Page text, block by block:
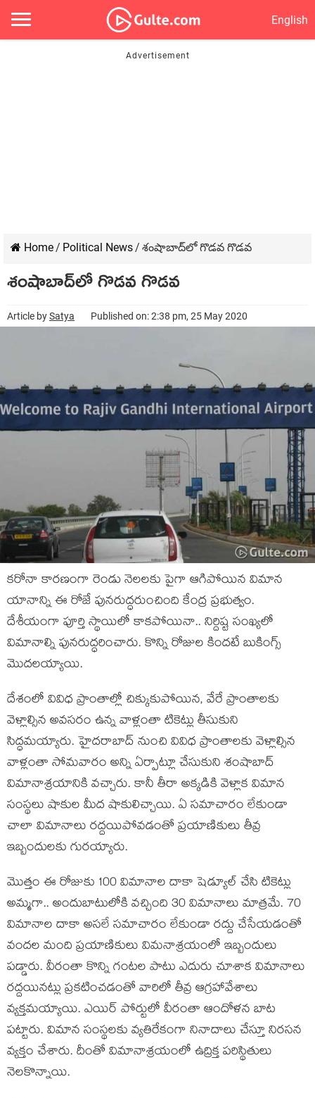
English
Home/ Political News/ శంషాబాద్‌లో గొడవ గొడవ
శంషాబాద్‌లో గొడవ గొడవ
Article bySatya Published on: 2:38 pm, 25 May 2020
కరోనా కారణంగా రెండు నెలలకు పైగా ఆగిపోయిన విమాన
యానాన్ని ఈ రోజే పునరుద్ధరుంచింది కేంద్ర ప్రభుత్వం.
దేశీయంగా పూర్తి స్థాయిలో కాకపోయినా.. నిర్దిష్ట సంఖ్యలో
విమానాల్ని పునరుద్ధరించారు. కొన్ని రోజుల కిందటే బుకింగ్స్
మొదలయ్యాయి.
దేశంలో వివిధ ప్రాంతాల్లో చిక్కుకుపోయిన, వేరే ప్రాంతాలకు
వెళ్లాల్సిన అవసరం ఉన్న వాళ్లంతా టికెట్లు తీసుకుని
సిద్ధమయ్యారు. హైదరాబాద్ నుంచి వివిధ ప్రాంతాలకు వెళ్లాల్సిన
వాళ్లంతా సోమవారం అన్ని ఏర్పాట్లూ చేసుకుని శంషాబాద్
విమానాశ్రయానికి వచ్చారు. కానీ తీరా అక్కడికి వెళ్లాక విమాన
సంస్థలు షాకుల మీద షాకులిచ్చాయి. ఏ సమాచారం లేకుండా
చాలా విమానాలు రద్దయిపోవడంతో ప్రయాణికులు తీవ్ర
ఇబ్బందులకు గురయ్యారు.
మొత్తం ఈ రోజుకు 100 విమానాల దాకా షెడ్యూల్ చేసి టికెట్లు
అమ్మగా.. అందుబాటులోకి వచ్చింది 30 విమానాలు మాత్రమే. 70
విమానాల దాకా అసలే సమాచారం లేకుండా రద్దు చేసేయడంతో
వందల మంది ప్రయాణికులు విమనాశ్రయంలో ఇబ్బందులు
పడ్డారు. వీరంతా కొన్ని గంటల పాటు ఎదురు చూశాక విమానాలు
రద్దయినట్లు ప్రకటించడంతో వారిలో తీవ్ర ఆగ్రహావేశాలు
వ్యక్తమయ్యాయి. ఎయిర్ పోర్టులో వీరంతా ఆందోళన బాట
పట్టారు. విమాన సంస్థలకు వ్యతిరేకంగా నినాదాలు చేస్తూ నిరసన
వ్యక్తం చేశారు. దీంతో విమానాశ్రయంలో ఉద్రిక్త పరిస్థితులు
నెలకొన్నాయి.